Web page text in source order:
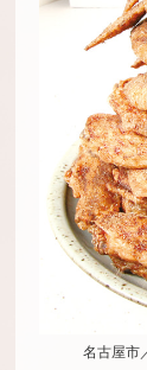
名古屋市